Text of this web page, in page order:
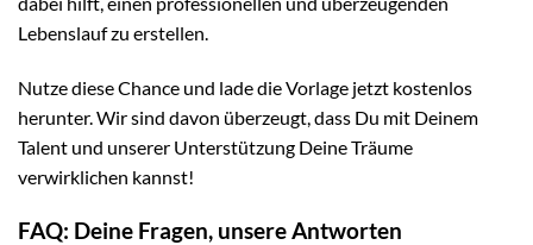
Lebenslauf zu erstellen.
Nutze diese Chance und lade die Vorlage jetzt kostenlos
herunter. Wir sind davon überzeugt, dass Du mit Deinem
Talent und unserer Unterstützung Deine Träume
verwirklichen kannst!
FAQ: Deine Fragen, unsere Antworten